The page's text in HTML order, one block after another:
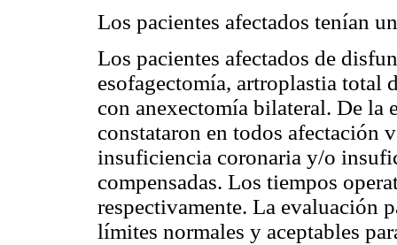
Los pacientes afectados tenían
Los pacientes afectados de
esofagectomía, artroplastia total
con anexectomía bilateral. De la
constataron en todos afectación
insuficiencia coronaria y/o
compensadas. Los tiempos
respectivamente. La evaluación
límites normales y aceptables